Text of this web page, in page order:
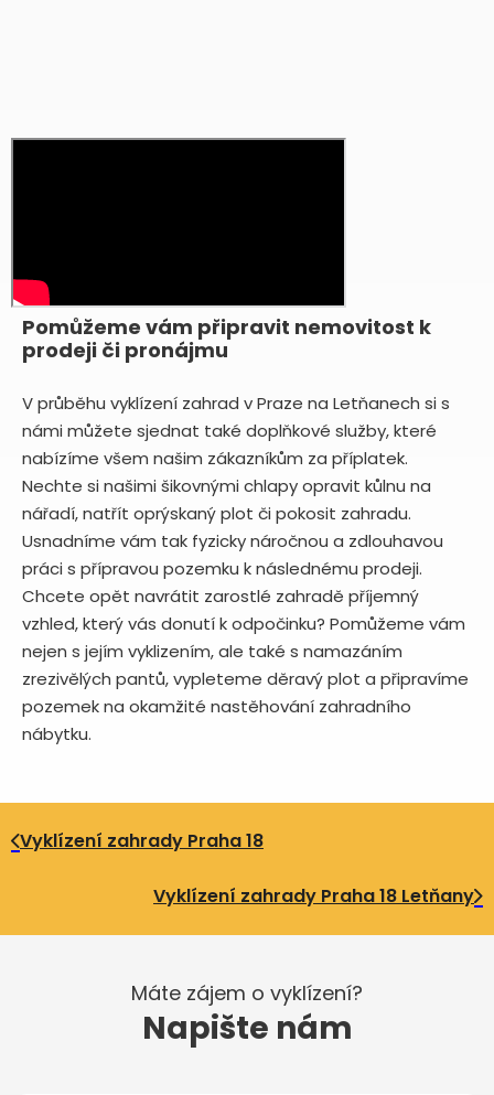
Pomůžeme vám připravit nemovitost k
prodeji či pronájmu
V průběhu vyklízení zahrad v Praze na Letňanech si s
námi můžete sjednat také doplňkové služby, které
nabízíme všem našim zákazníkům za příplatek.
Nechte si našimi šikovnými chlapy opravit kůlnu na
nářadí, natřít oprýskaný plot či pokosit zahradu.
Usnadníme vám tak fyzicky náročnou a zdlouhavou
práci s přípravou pozemku k následnému prodeji.
Chcete opět navrátit zarostlé zahradě příjemný
vzhled, který vás donutí k odpočinku? Pomůžeme vám
nejen s jejím vyklizením, ale také s namazáním
zrezivělých pantů, vypleteme děravý plot a připravíme
pozemek na okamžité nastěhování zahradního
nábytku.
Vyklízení zahrady Praha 18
Vyklízení zahrady Praha 18 Letňany
Máte zájem o vyklízení?
Napište nám